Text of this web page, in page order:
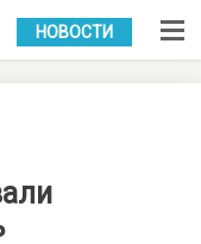
УКР РУС
НОВОСТИ